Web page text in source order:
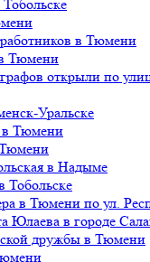
в Тюмени
Тюмени
открыли по
Уральске
в Тюмени
в Надыме
Тобольске
в Тюмени по ул.
Юлаева в городе
дружбы в Тюмени